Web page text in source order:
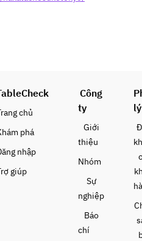
・コーラ
・ソーダ
chủ
phá
nhập
giúp
Công
ty
Giới
thiệu
Nhóm
Sự
nghiệp
Báo
chí
lý